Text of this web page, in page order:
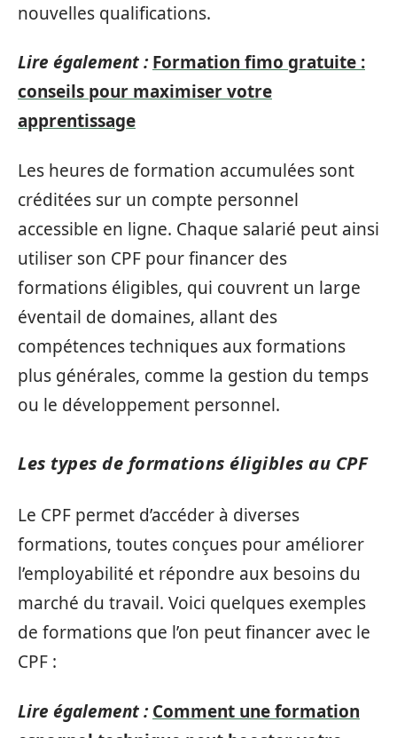
nouvelles qualifications.
Lire également : Formation fimo gratuite :
conseils pour maximiser votre
apprentissage
Les heures de formation accumulées sont
créditées sur un compte personnel
accessible en ligne. Chaque salarié peut ainsi
utiliser son CPF pour financer des
formations éligibles, qui couvrent un large
éventail de domaines, allant des
compétences techniques aux formations
plus générales, comme la gestion du temps
ou le développement personnel.
Les types de formations éligibles au CPF
Le CPF permet d’accéder à diverses
formations, toutes conçues pour améliorer
l’employabilité et répondre aux besoins du
marché du travail. Voici quelques exemples
de formations que l’on peut financer avec le
CPF :
Lire également : Comment une formation